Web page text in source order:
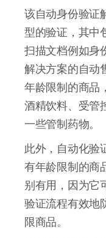
该自动身份验证
型的验证，其中
扫描文档例如身
解决方案的自动
年龄限制的商品
酒精饮料、受管
一些管制药物。
此外，自动化验
有年龄限制的商
别有用，因为它
验证流程有效地
限商品。